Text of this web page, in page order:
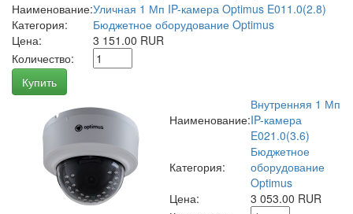
Наименование:Уличная 1 Мп IP-камера Optimus E011.0(2.8)
Категория:
Бюджетное оборудование Optimus
Цена:
3 151.00 RUR
Количество:
Купить
Наименование:
Внутренняя 1 Мп
IP-камера
E021.0(3.6)
Категория:
Бюджетное
оборудование
Optimus
Цена:
3 053.00 RUR